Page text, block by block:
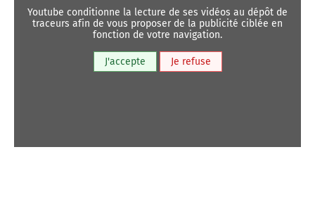
youtube conditionne la lecture de ses vidéos au dépôt de
traceurs afin de vous proposer de la publicité ciblée en
fonction de votre navigation.
J'accepte Je refuse